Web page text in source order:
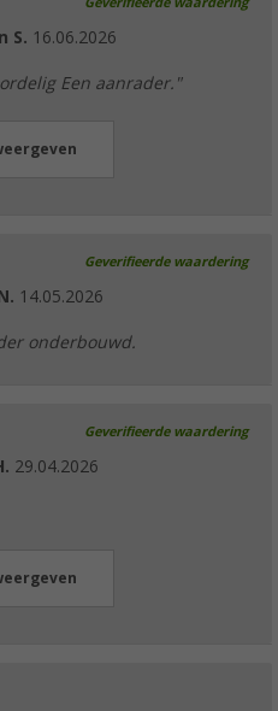
Geverifieerde waardering
S. 16.06.2026
Een aanrader."
Geverifieerde waardering
14.05.2026
onderbouwd.
Geverifieerde waardering
29.04.2026